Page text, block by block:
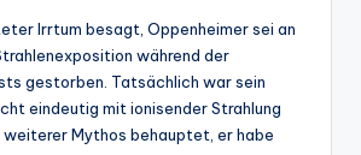
Irrtum besagt, Oppenheimer sei an
während der
gestorben. Tatsächlich war sein
eindeutig mit ionisender Strahlung
weiterer Mythos behauptet, er habe